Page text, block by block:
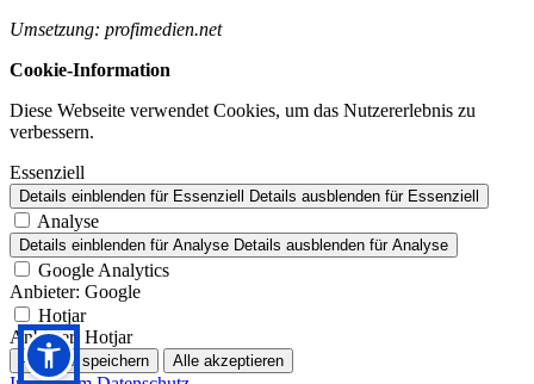
Umsetzung: profimedien.net
Cookie-Information
Diese Webseite verwendet Cookies, um das Nutzererlebnis zu
verbessern.
Essenziell
Details einblenden für Essenziell Details ausblenden für Essenziell
Analyse
Details einblenden für Analyse Details ausblenden für Analyse
Google Analytics
Anbieter: Google
Hotjar
Anbieter: Hotjar
Auswahl speichern Alle akzeptieren